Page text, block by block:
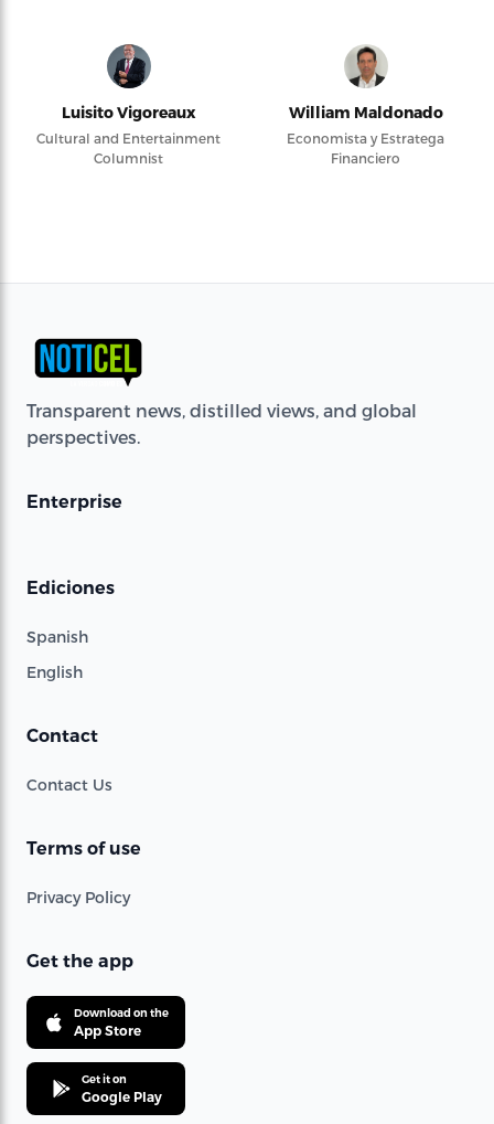
Luisito Vigoreaux
Cultural and Entertainment
Columnist
William Maldonado
Economista y Estratega
Financiero
Transparent news, distilled views, and global
perspectives.
Enterprise
Ediciones
Spanish
English
Contact
Contact Us
Terms of use
Privacy Policy
Get the app
Download on the
App Store
Get it on
Google Play